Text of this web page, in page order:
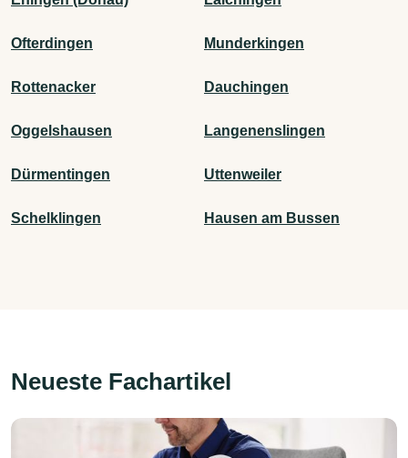
Ofterdingen Munderkingen
Rottenacker Dauchingen
Oggelshausen Langenenslingen
Dürmentingen Uttenweiler
Schelklingen Hausen am Bussen
Neueste Fachartikel